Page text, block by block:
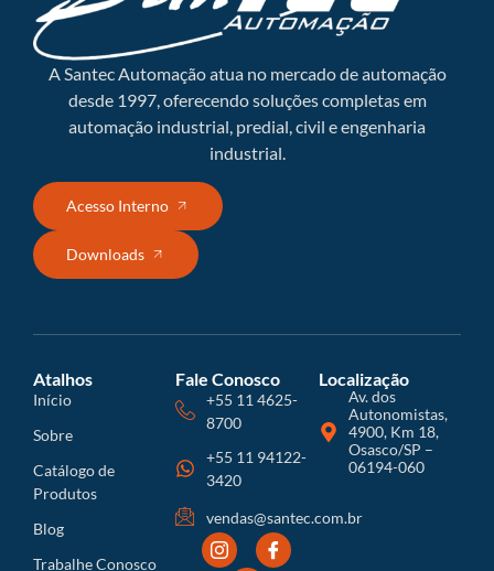
A Santec Automação atua no mercado de automação
desde 1997, oferecendo soluções completas em
automação industrial, predial, civil e engenharia
industrial.
Acesso Interno
Downloads
Atalhos
Início
Sobre
Catálogo de
Produtos
Blog
Trabalhe Conosco
Fale Conosco
+55 11 4625-
8700
+55 11 94122-
3420
vendas@santec.com.br
Localização
Av. dos
Autonomistas,
4900, Km 18,
Osasco/SP –
06194-060